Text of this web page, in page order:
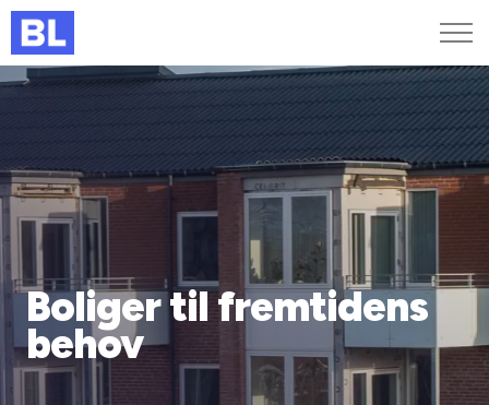
Kurser og arrangementer
Jobportalen
Boliger til fremtidens
behov